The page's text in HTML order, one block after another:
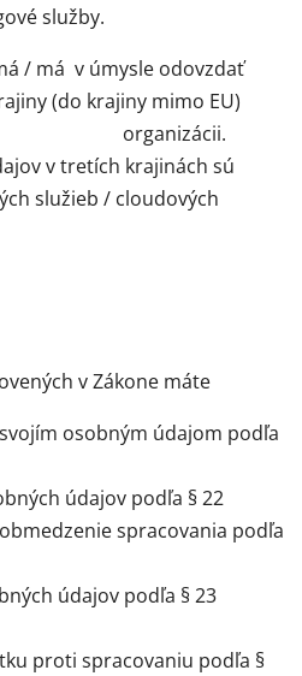
služby.
/ má v úmysle odovzdať
(do krajiny mimo EU)
organizácii.
v tretích krajinách sú
služieb / cloudových
v Zákone máte
osobným údajom podľa
údajov podľa § 22
spracovania podľa
údajov podľa § 23
proti spracovaniu podľa §